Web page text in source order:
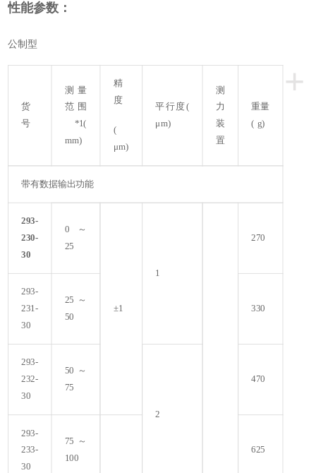
性能参数：
公制型
+
货
号
测量
范围
*1(
mm)
精
度
(
μm)
平行度(
μm)
测
力
装
置
重量
( g)
带有数据输出功能
293-
230-
30
0～
25
±1
1
270
293-
231-
30
25～
50
330
293-
232-
30
50～
75
2
470
293-
233-
30
75～
100
625